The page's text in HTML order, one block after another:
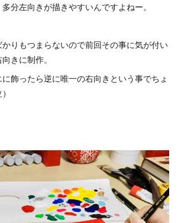
分左向きが描きやすいんですよねー。
りもつまらないので前回その事に気が付い
きに制作。
飾ったら逆に唯一の右向きという事でちょ